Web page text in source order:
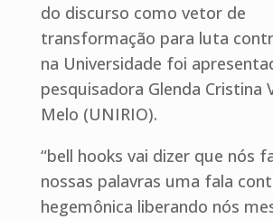
do discurso como vetor de
transformação para luta
na Universidade foi
pesquisadora Glenda Cristina
Melo (UNIRIO).
“bell hooks vai dizer que nós
nossas palavras uma fala
hegemônica liberando nós